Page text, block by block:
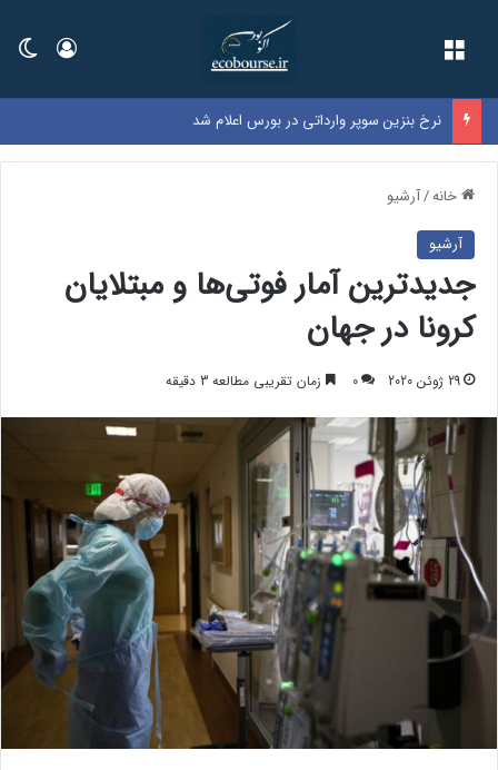
ورود
نرخ بنزین سوپر وارداتی در بورس اعلام شد
خانه/آرشیو
آرشیو
جدیدترین آمار فوتی‌ها و مبتلایان
کرونا در جهان
29 ژوئن 2020 0 زمان تقریبی مطالعه 3 دقیقه